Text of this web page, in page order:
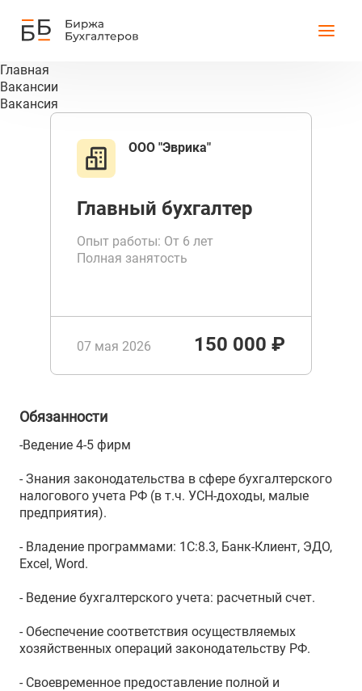
Главная
Вакансии
Вакансия
ООО "Эврика"
Главный бухгалтер
Опыт работы: От 6 лет
Полная занятость
07 мая 2026 150 000 ₽
Обязанности
-Ведение 4-5 фирм
- Знания законодательства в сфере бухгалтерского
налогового учета РФ (в т.ч. УСН-доходы, малые
предприятия).
- Владение программами: 1C:8.3, Банк-Клиент, ЭДО,
Excel, Word.
- Ведение бухгалтерского учета: расчетный счет.
- Обеспечение соответствия осуществляемых
хозяйственных операций законодательству РФ.
- Своевременное предоставление полной и